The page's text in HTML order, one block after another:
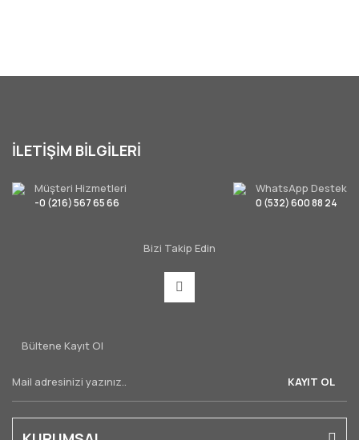
İLETİŞİM BİLGİLERİ
Müşteri Hizmetleri
-0 (216) 567 65 66
WhatsApp Destek
0 (532) 600 88 24
Bizi Takip Edin
Bültene Kayıt Ol
KAYIT OL